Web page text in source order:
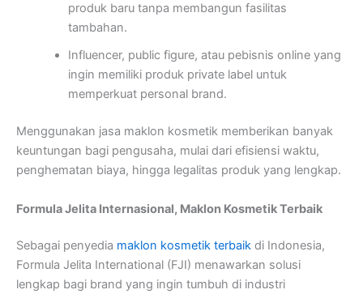
produk baru tanpa membangun fasilitas
tambahan.
Influencer, public figure, atau pebisnis online yang
ingin memiliki produk private label untuk
memperkuat personal brand.
Menggunakan jasa maklon kosmetik memberikan banyak
keuntungan bagi pengusaha, mulai dari efisiensi waktu,
penghematan biaya, hingga legalitas produk yang lengkap.
Formula Jelita Internasional, Maklon Kosmetik Terbaik
Sebagai penyedia maklon kosmetik terbaik di Indonesia,
Formula Jelita International (FJI) menawarkan solusi
lengkap bagi brand yang ingin tumbuh di industri